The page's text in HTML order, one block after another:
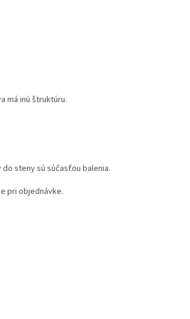
má inú štruktúru.
do steny sú súčasťou balenia.
pri objednávke.